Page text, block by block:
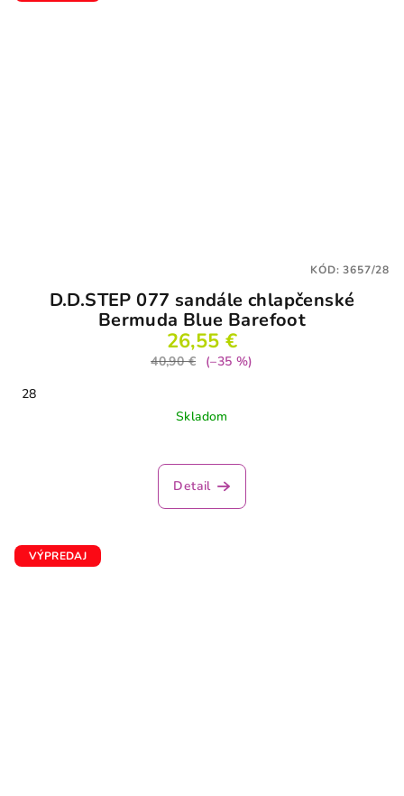
D.D.STEP 077 sandále chlapčenské
Bermuda Blue Barefoot
26,55 €
40,90 €
(–35 %)
28
Skladom
Detail
KÓD:3657/28
VÝPREDAJ